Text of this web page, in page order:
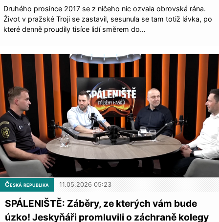
Druhého prosince 2017 se z ničeho nic ozvala obrovská rána.
Život v pražské Troji se zastavil, sesunula se tam totiž lávka, po
které denně proudily tisíce lidí směrem do…
Česká republika 11.05.2026 05:23
SPÁLENIŠTĚ: Záběry, ze kterých vám bude
úzko! Jeskyňáři promluvili o záchraně kolegy